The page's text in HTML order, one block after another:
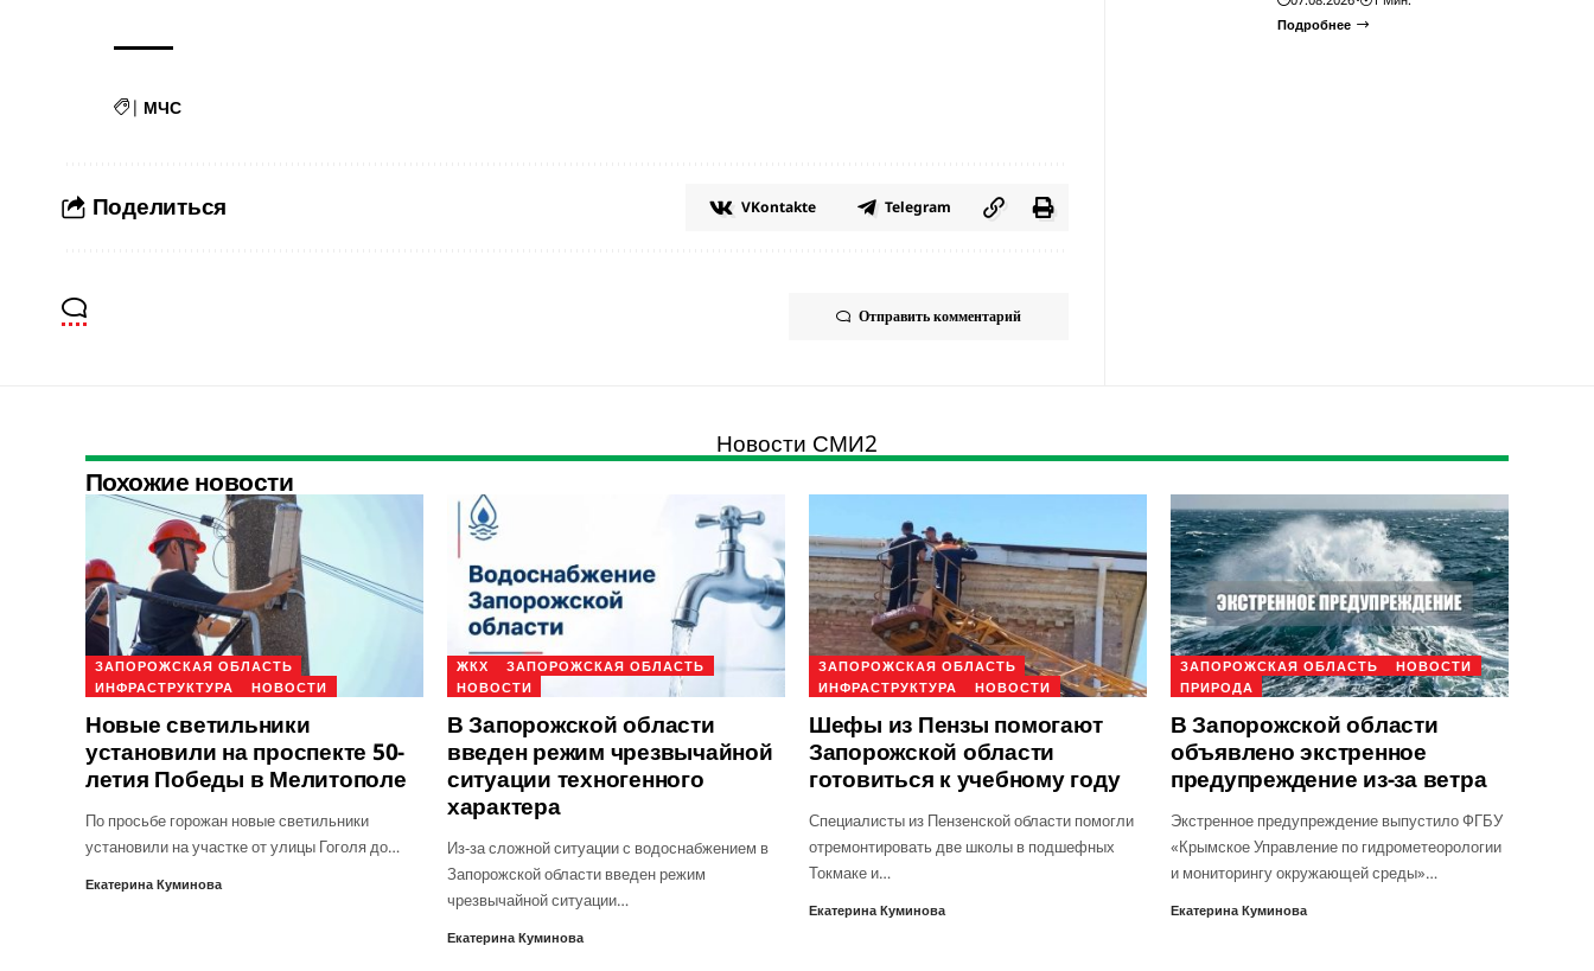
| МЧС
Поделиться VKontakte Telegram
Отправить комментарий
Подробнее
Новости СМИ2
Похожие новости
ЗАПОРОЖСКАЯ ОБЛАСТЬ
ИНФРАСТРУКТУРА
НОВОСТИ
Новые светильники
установили на проспекте 50-
летия Победы в Мелитополе
По просьбе горожан новые светильники
установили на участке от улицы Гоголя до…
Екатерина Куминова
ЖКХ
ЗАПОРОЖСКАЯ ОБЛАСТЬ
НОВОСТИ
В Запорожской области
введен режим чрезвычайной
ситуации техногенного
характера
Из-за сложной ситуации с водоснабжением в
Запорожской области введен режим
чрезвычайной ситуации…
Екатерина Куминова
ЗАПОРОЖСКАЯ ОБЛАСТЬ
ИНФРАСТРУКТУРА
НОВОСТИ
Шефы из Пензы помогают
Запорожской области
готовиться к учебному году
Специалисты из Пензенской области помогли
отремонтировать две школы в подшефных
Токмаке и…
Екатерина Куминова
ЗАПОРОЖСКАЯ ОБЛАСТЬ
НОВОСТИ
ПРИРОДА
В Запорожской области
объявлено экстренное
предупреждение из-за ветра
Экстренное предупреждение выпустило ФГБУ
«Крымское Управление по гидрометеорологии
и мониторингу окружающей среды»…
Екатерина Куминова